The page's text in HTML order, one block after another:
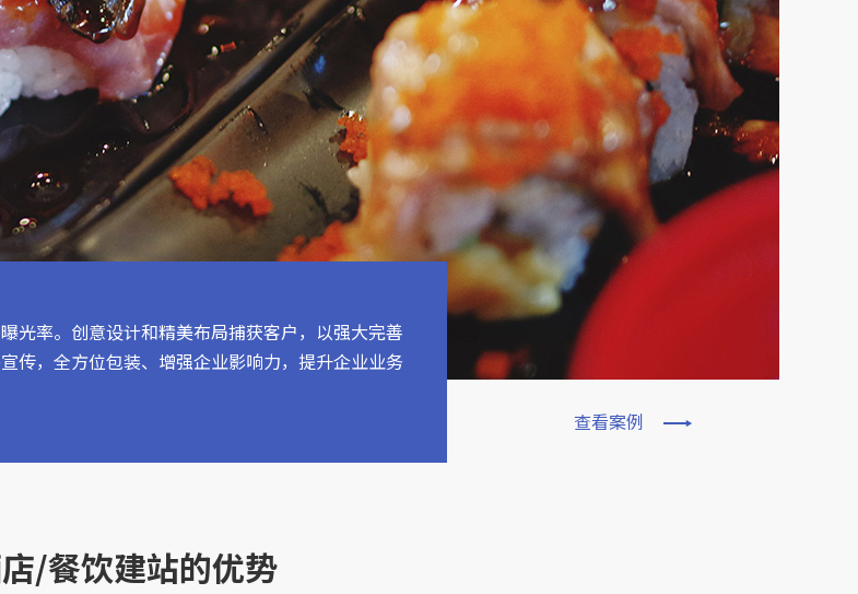
光率。创意设计和精美布局捕获客户，以强大完善
传，全方位包装、增强企业影响力，提升企业业务
查看案例
/餐饮建站的优势